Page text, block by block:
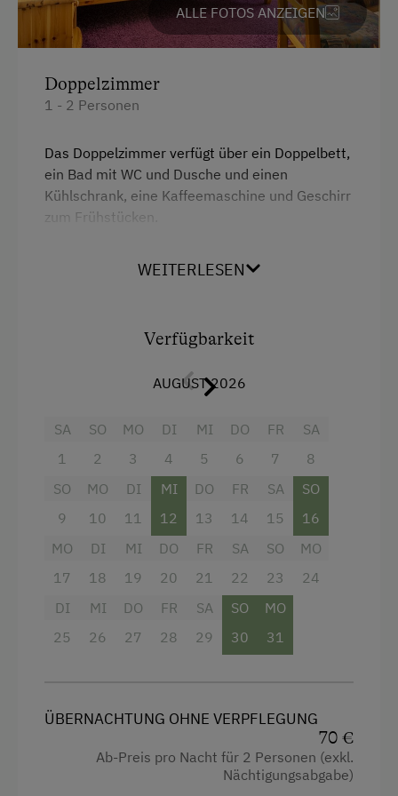
Tennishalle
Tennisplatz
Tischtennis
Wandern
Wintersport
Wellnessangebote
Zusätzliche Ausstattungsmerkmale
Wandern
Geführte Wanderungen
Weitradfahren
Golf
Badeurlaub
Aktivurlaub Winter
Toilette
Wasserkocher
Küche
Kühlschrank
Privater Pool
Wlan
Doppelbett
ALLE FOTOS ANZEIGEN
Doppelzimmer
1 - 2 Personen
Das Doppelzimmer verfügt über ein Doppelbett,
ein Bad mit WC und Dusche und einen
Kühlschrank, eine Kaffeemaschine und Geschirr
zum Frühstücken.
Balkon/Terrasse
Kühlschrank
Doppelbett
WEITERLESEN
Verfügbarkeit
AUGUST 2026
SA
1
SO
2
MO
3
DI
4
MI
5
DO
6
FR
7
SA
8
SO
9
MO
10
DI
11
MI
12
DO
13
FR
14
SA
15
SO
16
MO
17
DI
18
MI
19
DO
20
FR
21
SA
22
SO
23
MO
24
DI
25
MI
26
DO
27
FR
28
SA
29
SO
30
MO
31
ÜBERNACHTUNG OHNE VERPFLEGUNG
70 €
Ab-Preis pro Nacht für 2 Personen (exkl.
Nächtigungsabgabe)